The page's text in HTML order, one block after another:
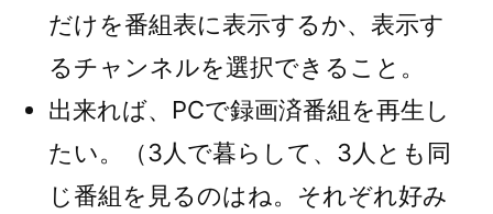
だけを番組表に表示するか、表示す
るチャンネルを選択できること。
出来れば、PCで録画済番組を再生し
たい。（3人で暮らして、3人とも同
じ番組を見るのはね。それぞれ好み